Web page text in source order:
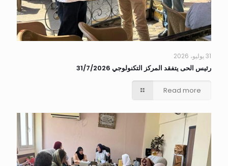
31 يوليو، 2026
رئيس الحى يتفقد المركز التكنولوجي 31/7/2026
Read more